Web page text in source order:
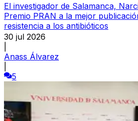
El investigador de Salamanca,
Premio PRAN a la mejor
resistencia a los antibióticos
30 jul 2026
Anass Álvarez
5